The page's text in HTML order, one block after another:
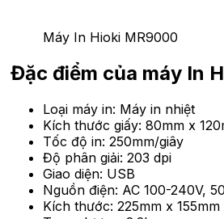
Máy In Hioki MR9000
Đặc điểm của máy In
Loại máy in: Máy in nhiệt
Kích thước giấy: 80mm x
Tốc độ in: 250mm/giây
Độ phân giải: 203 dpi
Giao diện: USB
Nguồn điện: AC 100-240V,
Kích thước: 225mm x